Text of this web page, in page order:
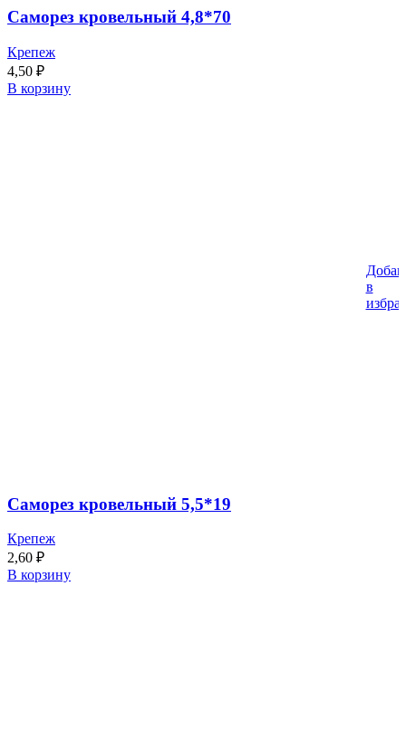
Саморез кровельный 4,8*70
Крепеж
4,50 ₽
В корзину
в
Саморез кровельный 5,5*19
Крепеж
2,60 ₽
В корзину